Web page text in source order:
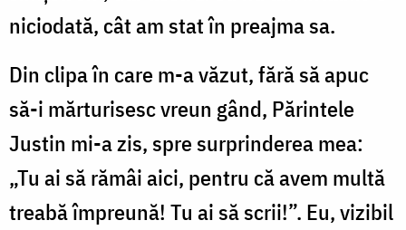
niciodată, cât am stat în preajma sa.
Din clipa în care m-a văzut, fără să apuc
să-i mărturisesc vreun gând, Părintele
Justin mi-a zis, spre surprinderea mea:
„Tu ai să rămâi aici, pentru că avem multă
treabă împreună! Tu ai să scrii!”. Eu, vizibil